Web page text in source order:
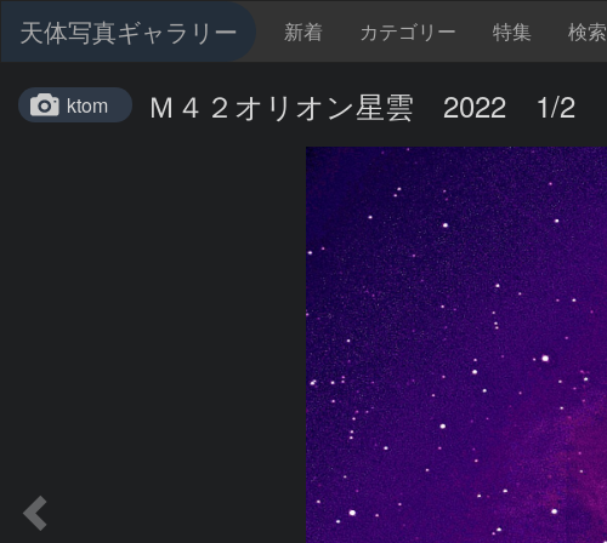
天体写真ギャラリー 新着 カテゴリー 特集 検索
ktom Ｍ４２オリオン星雲 2022 1/2